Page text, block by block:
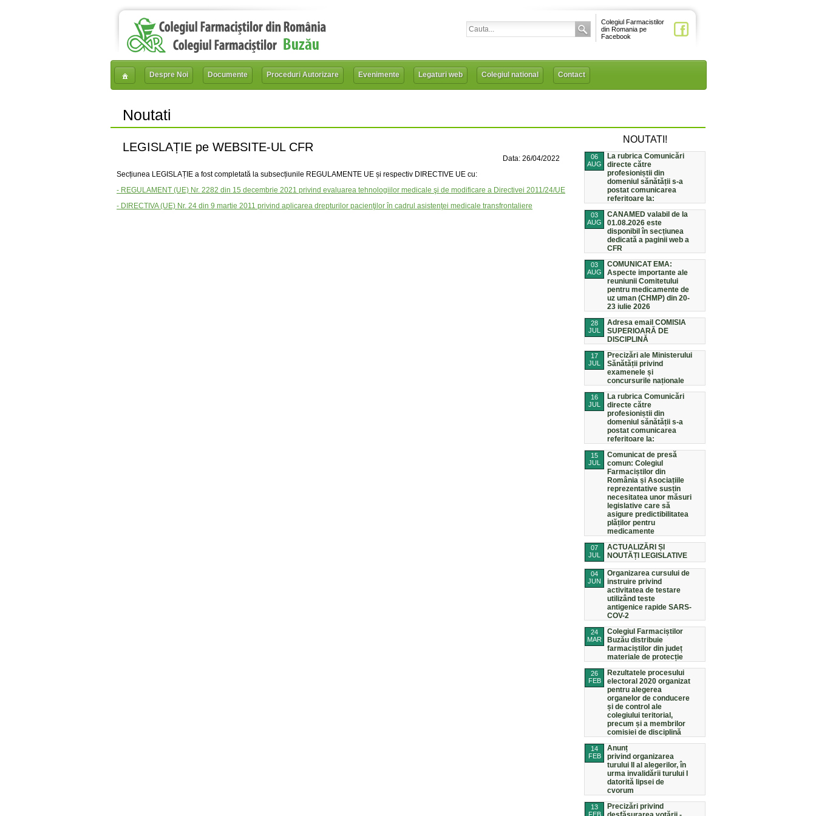
Colegiul Farmacistilor
din Romania pe
Facebook
Despre Noi Documente Proceduri Autorizare Evenimente Legaturi web Colegiul national Contact
Noutati
LEGISLAȚIE pe WEBSITE-UL CFR
Data: 26/04/2022
Secțiunea LEGISLAȚIE a fost completată la subsecțiunile REGULAMENTE UE și respectiv DIRECTIVE UE cu:
- REGULAMENT (UE) Nr. 2282 din 15 decembrie 2021 privind evaluarea tehnologiilor medicale şi de modificare a Directivei 2011/24/UE
- DIRECTIVA (UE) Nr. 24 din 9 martie 2011 privind aplicarea drepturilor pacienţilor în cadrul asistenţei medicale transfrontaliere
NOUTATI!
06
AUG
La rubrica Comunicări
directe către
profesioniștii din
domeniul sănătății s-a
postat comunicarea
referitoare la:
03
AUG
CANAMED valabil de la
01.08.2026 este
disponibil în secțiunea
dedicată a paginii web a
CFR
03
AUG
COMUNICAT EMA:
Aspecte importante ale
reuniunii Comitetului
pentru medicamente de
uz uman (CHMP) din 20-
23 iulie 2026
28
JUL
Adresa email COMISIA
SUPERIOARĂ DE
DISCIPLINĂ
17
JUL
Precizări ale Ministerului
Sănătății privind
examenele și
concursurile naționale
16
JUL
La rubrica Comunicări
directe către
profesioniștii din
domeniul sănătății s-a
postat comunicarea
referitoare la:
15
JUL
Comunicat de presă
comun: Colegiul
Farmaciștilor din
România și Asociațiile
reprezentative susțin
necesitatea unor măsuri
legislative care să
asigure predictibilitatea
plăților pentru
medicamente
07
JUL
ACTUALIZĂRI ȘI
NOUTĂȚI LEGISLATIVE
04
JUN
Organizarea cursului de
instruire privind
activitatea de testare
utilizând teste
antigenice rapide SARS-
COV-2
24
MAR
Colegiul Farmaciștilor
Buzău distribuie
farmaciștilor din județ
materiale de protecție
26
FEB
Rezultatele procesului
electoral 2020 organizat
pentru alegerea
organelor de conducere
și de control ale
colegiului teritorial,
precum și a membrilor
comisiei de disciplină
14
FEB
Anunț
privind organizarea
turului II al alegerilor, în
urma invalidării turului I
datorită lipsei de
cvorum
13
FEB
Precizări privind